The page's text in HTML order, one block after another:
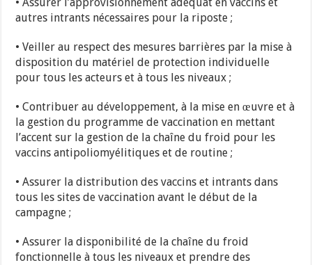
• Assurer l’approvisionnement adéquat en vaccins et
autres intrants nécessaires pour la riposte ;
• Veiller au respect des mesures barrières par la mise à
disposition du matériel de protection individuelle
pour tous les acteurs et à tous les niveaux ;
• Contribuer au développement, à la mise en œuvre et à
la gestion du programme de vaccination en mettant
l’accent sur la gestion de la chaîne du froid pour les
vaccins antipoliomyélitiques et de routine ;
• Assurer la distribution des vaccins et intrants dans
tous les sites de vaccination avant le début de la
campagne ;
• Assurer la disponibilité de la chaîne du froid
fonctionnelle à tous les niveaux et prendre des